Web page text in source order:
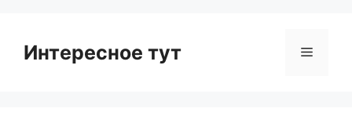
Интересное тут Menu